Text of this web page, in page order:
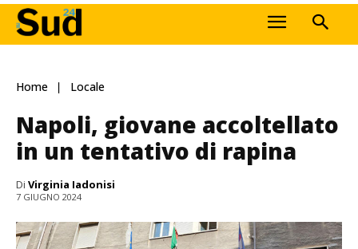
Home Locale
Napoli, giovane accoltellato
in un tentativo di rapina
Di Virginia Iadonisi
7 GIUGNO 2024